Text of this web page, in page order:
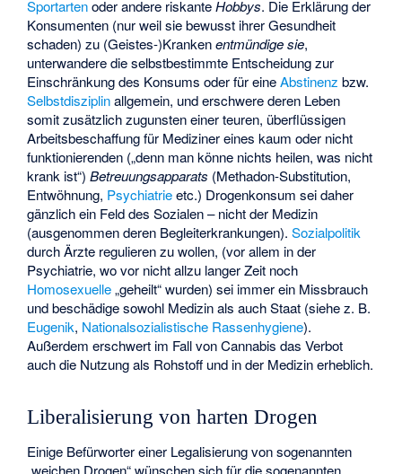
Sportartenoder andere riskanteHobbys. Die Erklärung der
Konsumenten (nur weil sie bewusst ihrer Gesundheit
schaden) zu (Geistes-)Krankenentmündige sie,
unterwandere die selbstbestimmte Entscheidung zur
Einschränkung des Konsums oder für eineAbstinenz bzw.
Selbstdisziplinallgemein, und erschwere deren Leben
somit zusätzlich zugunsten einer teuren, überflüssigen
Arbeitsbeschaffung für Mediziner eines kaum oder nicht
funktionierenden („denn man könne nichts heilen, was nicht
krank ist“)Betreuungsapparats (Methadon-Substitution,
Entwöhnung, Psychiatrieetc.) Drogenkonsum sei daher
gänzlich ein Feld des Sozialen – nicht der Medizin
(ausgenommen deren Begleiterkrankungen).Sozialpolitik
durch Ärzte regulieren zu wollen, (vor allem in der
Psychiatrie, wo vor nicht allzu langer Zeit noch
Homosexuelle„geheilt“ wurden) sei immer ein Missbrauch
und beschädige sowohl Medizin als auch Staat (siehe z. B.
Eugenik, Nationalsozialistische Rassenhygiene).
Außerdem erschwert im Fall von Cannabis das Verbot
auch die Nutzung als Rohstoff und in der Medizin erheblich.
Liberalisierung von harten Drogen
Einige Befürworter einer Legalisierung von sogenannten
„weichen Drogen“ wünschen sich für die sogenannten